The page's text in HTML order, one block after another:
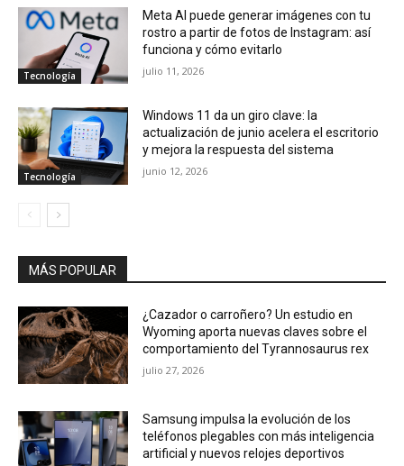
Tecnología
Meta AI puede generar imágenes con tu
rostro a partir de fotos de Instagram: así
funciona y cómo evitarlo
julio 11, 2026
Tecnología
Windows 11 da un giro clave: la
actualización de junio acelera el escritorio
y mejora la respuesta del sistema
junio 12, 2026
MÁS POPULAR
¿Cazador o carroñero? Un estudio en
Wyoming aporta nuevas claves sobre el
comportamiento del Tyrannosaurus rex
julio 27, 2026
Samsung impulsa la evolución de los
teléfonos plegables con más inteligencia
artificial y nuevos relojes deportivos